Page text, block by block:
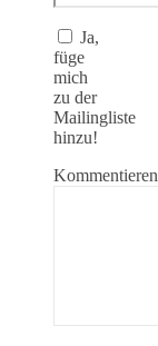
Ja,
füge
mich
zu der
Mailingliste
hinzu!
Kommentieren